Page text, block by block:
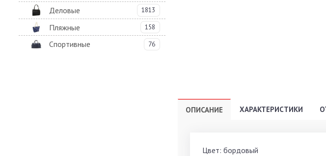
Деловые 1813
Пляжные 158
Спортивные 76
ОПИСАНИЕ ХАРАКТЕРИСТИКИ
Цвет: бордовый